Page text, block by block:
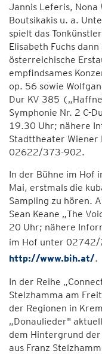
Jannis Leferis, Nona
Boutsikakis u. a.
spielt das
Elisabeth Fuchs
österreichische
empfindsames
op. 56 sowie
Dur KV 385
Symphonie Nr. 2 C-
19.30 Uhr; nähere
Stadttheater
02622/373-902.
In der Bühne im Hof
Mai, erstmals die
Sampling zu hören.
Sean Keane „The
20 Uhr; nähere
im Hof unter
http://www.bih.at/.
In der Reihe
Stelzhamma am
der Regionen in
„Donaulieder"
dem Hintergrund
aus Franz